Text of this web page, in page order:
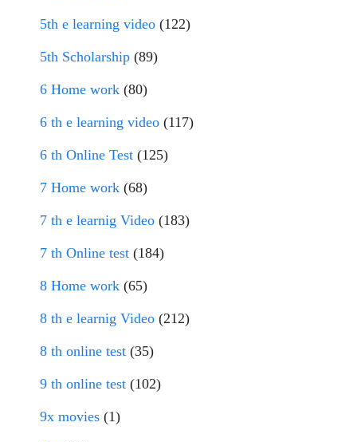
5th e learning video (122)
5th Scholarship (89)
6 Home work (80)
6 th e learning video (117)
6 th Online Test (125)
7 Home work (68)
7 th e learnig Video (183)
7 th Online test (184)
8 Home work (65)
8 th e learnig Video (212)
8 th online test (35)
9 th online test (102)
9x movies (1)